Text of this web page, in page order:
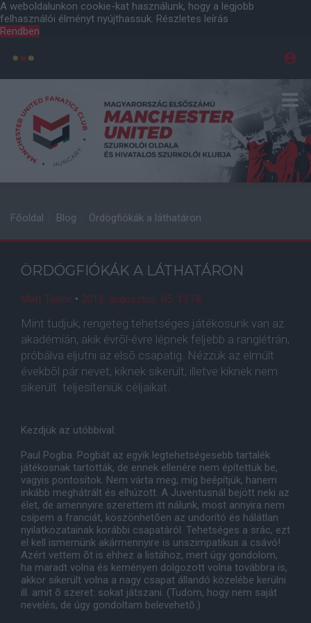
A weboldalunkon cookie-kat használunk, hogy a legjobb
felhasználói élményt nyújthassuk. Részletes leírás
Rendben
Főoldal Blog Ördögfiókák a láthatáron
ÖRDÖGFIÓKÁK A LÁTHATÁRON
Matt Taylor • 2013. augusztus. 05. 13:18
Mint tudjuk, rengeteg tehetséges játékosunk van az
akadémián, akik évrõl-évre lépnek feljebb a ranglétrán,
próbálva eljutni az elsõ csapatig. Nézzük az elmúlt
évekbõl pár nevet, kiknek sikerült, illetve kiknek nem
sikerült teljesíteniük céljaikat.
Kezdjük az utóbbival:
Paul Pogba: Pogbát az egyik legtehetségesebb tartalék
játékosnak tartották, de ennek ellenére nem építettük be,
vagyis pontosítok. Nem várta meg, míg beépítjük, hanem
inkább meghátrált és elhúzott. A Juventusnál bejött neki az
élet, de amennyire szerettem itt nálunk, most annyira nem
csípem a franciát, köszönhetõen az undorító és hálátlan
nyilatkozatainak korábbi csapatáról. Tehetséges a srác, ezt
el kell ismernünk akármennyire is unszimpatikus a csávó!
Azért vettem õt is ehhez a listához, mert úgy gondolom,
ha maradt volna és keményen dolgozott volna továbbra is,
akkor sikerült volna a nagy csapat állandó közelébe kerülni
ill. amit õ szeret: sokat játszani. (Tudom, hogy nem saját
nevelés, de úgy gondoltam belevehetõ.)